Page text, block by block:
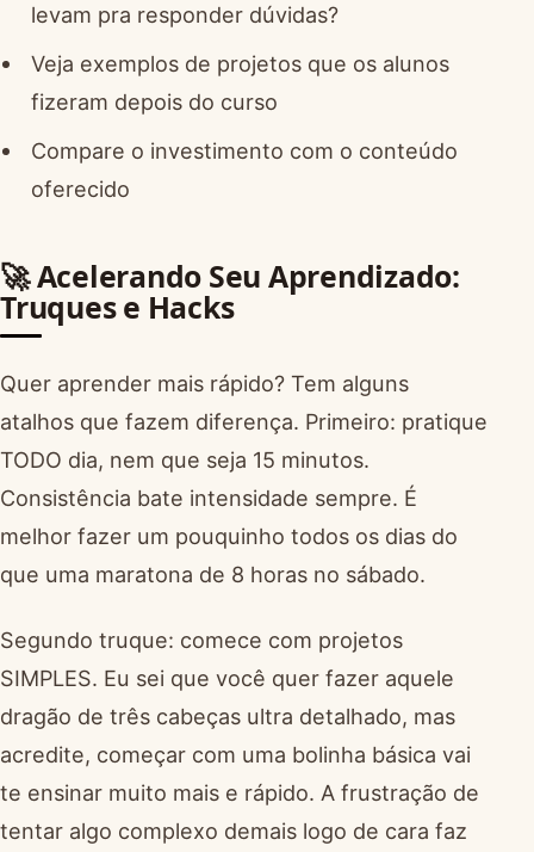
levam pra responder dúvidas?
Veja exemplos de projetos que os alunos
fizeram depois do curso
Compare o investimento com o conteúdo
oferecido
🚀 Acelerando Seu Aprendizado:
Truques e Hacks
Quer aprender mais rápido? Tem alguns
atalhos que fazem diferença. Primeiro: pratique
TODO dia, nem que seja 15 minutos.
Consistência bate intensidade sempre. É
melhor fazer um pouquinho todos os dias do
que uma maratona de 8 horas no sábado.
Segundo truque: comece com projetos
SIMPLES. Eu sei que você quer fazer aquele
dragão de três cabeças ultra detalhado, mas
acredite, começar com uma bolinha básica vai
te ensinar muito mais e rápido. A frustração de
tentar algo complexo demais logo de cara faz